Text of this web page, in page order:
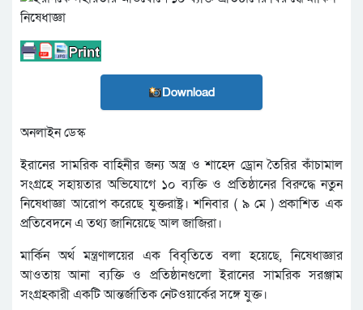
Download
অনলাইন ডেস্ক
ইরানের সামরিক বাহিনীর জন্য অস্ত্র ও শাহেদ ড্রোন তৈরির কাঁচামাল
সংগ্রহে সহায়তার অভিযোগে ১০ ব্যক্তি ও প্রতিষ্ঠানের বিরুদ্ধে নতুন
নিষেধাজ্ঞা আরোপ করেছে যুক্তরাষ্ট্র। শনিবার ( ৯ মে ) প্রকাশিত এক
প্রতিবেদনে এ তথ্য জানিয়েছে আল জাজিরা।
মার্কিন অর্থ মন্ত্রণালয়ের এক বিবৃতিতে বলা হয়েছে, নিষেধাজ্ঞার
আওতায় আনা ব্যক্তি ও প্রতিষ্ঠানগুলো ইরানের সামরিক সরঞ্জাম
সংগ্রহকারী একটি আন্তর্জাতিক নেটওয়ার্কের সঙ্গে যুক্ত।